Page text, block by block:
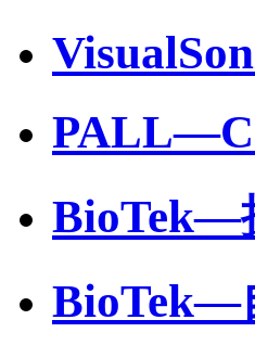
BioTek—
BioTek—